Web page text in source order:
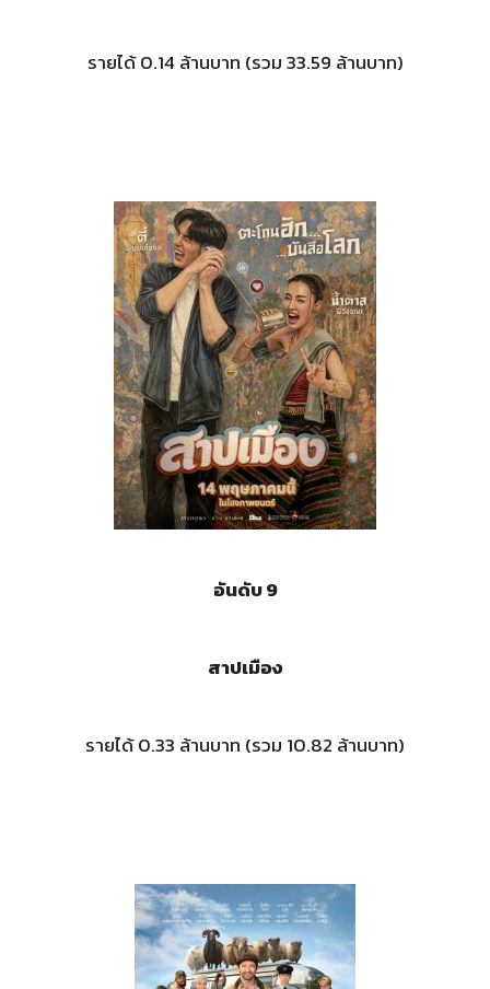
รายได้ 0.14 ล้านบาท (รวม 33.59 ล้านบาท)
อันดับ 9
สาปเมือง
รายได้ 0.33 ล้านบาท (รวม 10.82 ล้านบาท)